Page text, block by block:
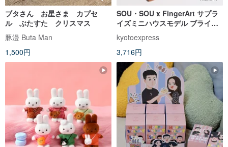
ブタさん お星さま カプセ
ル ぶたすた クリスマス
豚漫 Buta Man
1,500円
SOU・SOU x FingerArt サプラ
イズミニハウスモデル ブライン
ドボックス
kyotoexpress
3,716円